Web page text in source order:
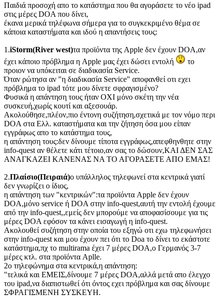
Παιδιά προσοχή απο το κατάστημα που θα αγοράσετε το νέο ipad
στις μέρες DOA που δίνει,
έκανα μερικά τηλέφωνα σήμερα για το συγκεκριμένο θέμα σε
κάποια καταστήματα και ιδού η απαντήσεις τους:
1.iStorm(River west)τα προϊόντα της Apple δεν έχουν DOA,αν
έχει κάποιο πρόβλημα η Apple μας έχει δώσει εντολή
το
προιον να υπόκειται σε διαδικασία Service.
Όταν ρώτησα αν "η διαδικασία Service" αποφανθεί οτι εχει
πρόβλημα το ipad τότε μου δίνετε σφραγισμένο?
Φυσικά η απάντηση τους ήταν ΟΧΙ μόνο σκέτη την νέα
συσκευή,χωρίς κουτί και αξεσουάρ.
Ακολούθησε,πλέον,πιο έντονη συζήτηση,σχετικά με τον νόμο περι
DOA στα Eλλ. καταστήματα και την ζήτηση όσα μου είπαν
εγγράφως απο το κατάστημα τους,
η απάντηση τους:δεν δίνουμε τίποτα εγγράφως,απεφθηνθητε στην
info-quest αν θέλετε κάτι τέτοιο,αν σας το δώσουν,ΚΑΙ ΔΕΝ ΣΑΣ
ΑΝΑΓΚΑΖΕΙ ΚΑΝΕΝΑΣ ΝΑ ΤΟ ΑΓΟΡΑΣΕΤΕ ΑΠΟ ΕΜΑΣ!
2.Πλαίσιο(Πειραιά)o υπάλληλος τηλεφωνεί στα κεντρικά γιατί
δεν γνωρίζει ο ίδιος,
η απάντηση των "κεντρικών":τα προϊόντα Apple δεν έχουν
DOA,μόνο service ή DOA στην info-quest,αυτή την εντολή έχουμε
από την info-quest,,εμείς δεν μπορούμε να αποφασίσουμε για τις
μέρες DOA εφόσον τα κάνει εισαγωγή η info-quest.
Ακολουθεί συζήτηση στην οποία του εξηγώ οτι εχω τηλεφωνήσει
στην info-quest και μου έχουν πει ότι το Doa το δίνει το εκάστοτε
κατάστημα,πχ το multirama έχει 7 μέρες DOA,ο Γερμανός 3-7
μέρες κτλ. στα προϊόντα Aplle.
2o τηλεφώνημα στα κεντρικά,η απάντηση:
"τελικά και ΕΜΕΙΣ,δίνουμε 7 μέρες DOA,αλλά μετά απο έλεγχο
του ipad,να διαπιστωθεί ότι όντος εχει πρόβλημα και σας δίνουμε
ΣΦΡΑΓΙΣΜΕΝΗ ΣΥΣΚΕΥΗ.